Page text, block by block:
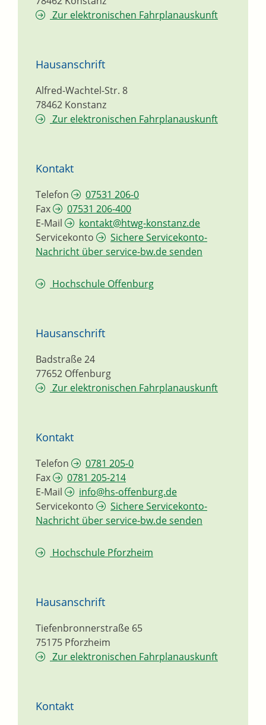
Zur elektronischen Fahrplanauskunft
Hausanschrift
Alfred-Wachtel-Str. 8
78462 Konstanz
Zur elektronischen Fahrplanauskunft
Kontakt
Telefon
07531 206-0
Fax
07531 206-400
E-Mail
kontakt@htwg-konstanz.de
Servicekonto
Sichere Servicekonto-
Nachricht über service-bw.de senden
Hochschule Offenburg
Hausanschrift
Badstraße 24
77652 Offenburg
Zur elektronischen Fahrplanauskunft
Kontakt
Telefon
0781 205-0
Fax
0781 205-214
E-Mail
info@hs-offenburg.de
Servicekonto
Sichere Servicekonto-
Nachricht über service-bw.de senden
Hochschule Pforzheim
Hausanschrift
Tiefenbronnerstraße 65
75175 Pforzheim
Zur elektronischen Fahrplanauskunft
Kontakt